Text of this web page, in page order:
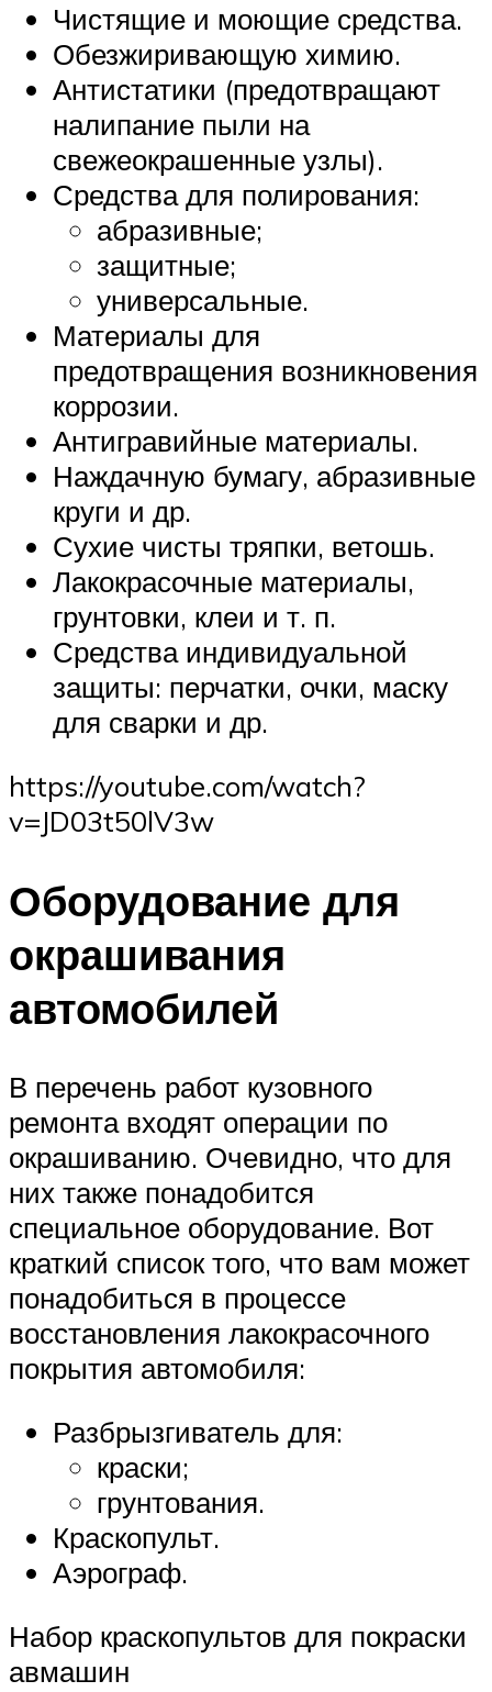
Чистящие и моющие средства.
Обезжиривающую химию.
Антистатики (предотвращают
налипание пыли на
свежеокрашенные узлы).
Средства для полирования:
абразивные;
защитные;
универсальные.
Материалы для
предотвращения возникновения
коррозии.
Антигравийные материалы.
Наждачную бумагу, абразивные
круги и др.
Сухие чисты тряпки, ветошь.
Лакокрасочные материалы,
грунтовки, клеи и т. п.
Средства индивидуальной
защиты: перчатки, очки, маску
для сварки и др.
https://youtube.com/watch?
v=JD03t50lV3w
Оборудование для
окрашивания
автомобилей
В перечень работ кузовного
ремонта входят операции по
окрашиванию. Очевидно, что для
них также понадобится
специальное оборудование. Вот
краткий список того, что вам может
понадобиться в процессе
восстановления лакокрасочного
покрытия автомобиля:
Разбрызгиватель для:
краски;
грунтования.
Краскопульт.
Аэрограф.
Набор краскопультов для покраски
авмашин